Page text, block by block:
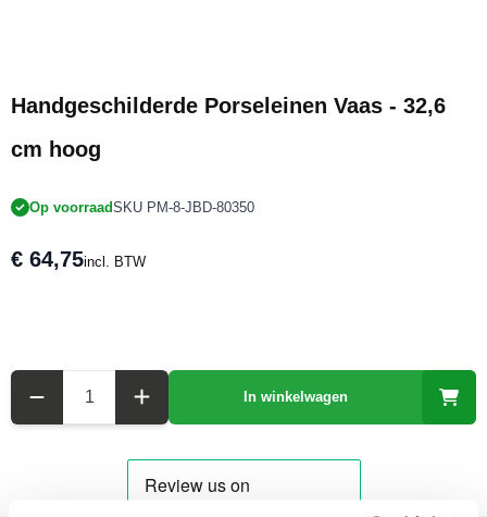
Handgeschilderde Porseleinen Vaas - 32,6
cm hoog
Op voorraadSKU PM-8-JBD-80350
€ 64,75incl. BTW
In winkelwagen